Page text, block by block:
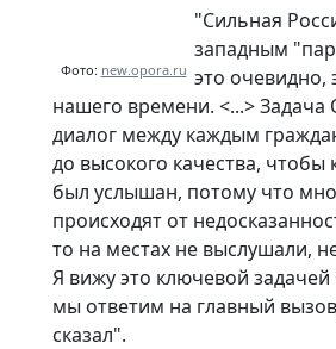
Фото: new.opora.ru
"Сильная
западным
это очевидно,
нашего времени. <...>
диалог между каждым
до высокого качества,
был услышан, потому что
происходят от
то на местах не выслушали,
Я вижу это ключевой
мы ответим на главный
сказал".